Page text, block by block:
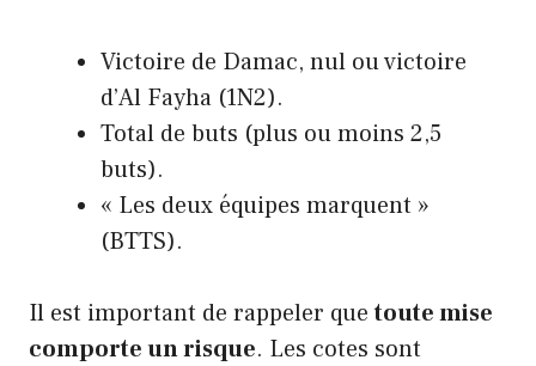
Victoire de Damac, nul ou victoire
d’Al Fayha (1N2).
Total de buts (plus ou moins 2,5
buts).
« Les deux équipes marquent »
(BTTS).
Il est important de rappeler quetoute mise
comporte un risque. Les cotes sont